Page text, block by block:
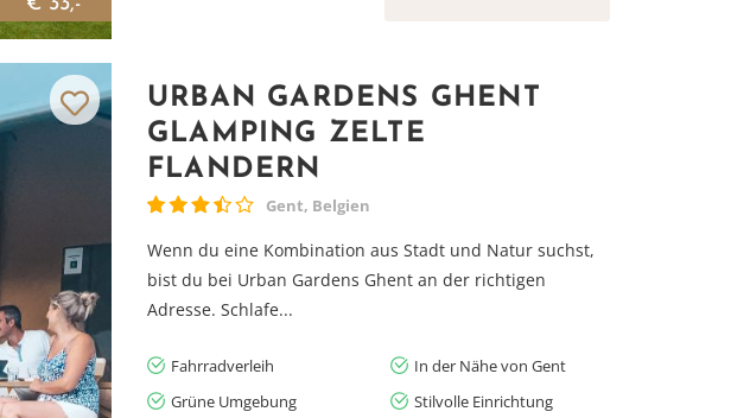
€ 33,-
URBAN GARDENS GHENT
GLAMPING ZELTE
FLANDERN
Gent, Belgien
Wenn du eine Kombination aus Stadt und Natur suchst,
bist du bei Urban Gardens Ghent an der richtigen
Adresse. Schlafe...
Fahrradverleih
In der Nähe von Gent
Grüne Umgebung
Stilvolle Einrichtung